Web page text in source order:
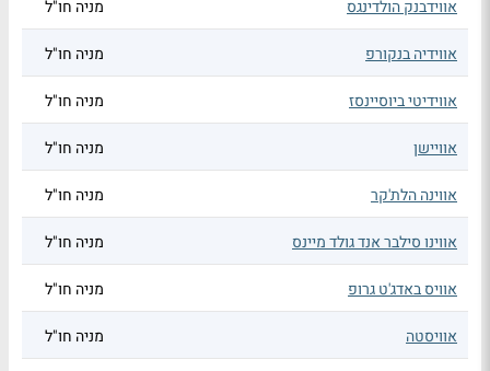
אווידבנק הולדינגס מניה חו"ל
אווידיה בנקורפ מניה חו"ל
אווידיטי ביוסיינסז מניה חו"ל
אוויישן מניה חו"ל
אווינה הלת'קר מניה חו"ל
אווינו סילבר אנד גולד מיינס מניה חו"ל
אוויס באדג'ט גרופ מניה חו"ל
אוויסטה מניה חו"ל